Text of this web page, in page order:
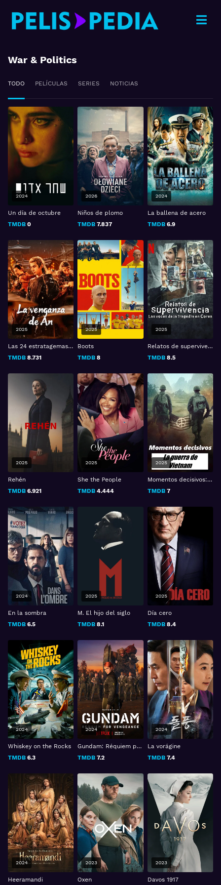
War & Politics
TODO PELÍCULAS SERIES NOTICIAS
Un día de octubre
TMDB 0
2024
Niños de plomo
TMDB 7.837
2026
La ballena de acero
TMDB6.9
2024
Las 24 estratagemas de Chang'an
TMDB 8.731
2025
Boots
TMDB 8
2025
Relatos de supervivencia: Las voces de la tragedia
TMDB8.5
2025
Rehén
TMDB 6.921
2025
She the People
TMDB 4.444
2025
Momentos decisivos: La guerra de Vietnam
TMDB7
2025
En la sombra
TMDB 6.5
2024
M. El hijo del siglo
TMDB 8.1
2025
Día cero
TMDB8.4
2025
Whiskey on the Rocks
TMDB 6.3
2024
Gundam: Réquiem para una venganza
TMDB 7.2
2024
La vorágine
TMDB7.4
2024
Heeramandi
2024
Oxen
2023
Davos 1917
2023